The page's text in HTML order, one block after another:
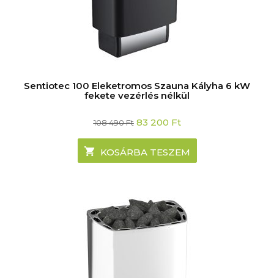
Sentiotec 100 Eleketromos Szauna Kályha 6 kW
fekete vezérlés nélkül
108 490Ft Original
was:
108
490 Ft.
83 200 FtCurrent
is:
83
200 Ft.
KOSÁRBA TESZEM